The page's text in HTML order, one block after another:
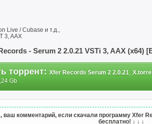
Росслера открывают возможности сложной
исходные и вспомогательные кривые,
фортепианных партий, каналами
с расширенными возможностями редактирования
предустановок с кнопками воспроизведения для
Live / Cubase и т.д.,
3, AAX
- Serum 2 2.0.21 VSTi 3, AAX (x64)
торрент: Xfer Records Serum 2
Gb
ваш комментарий, если скачали программу Xfer
бесплатно! ↓ ↓ ↓